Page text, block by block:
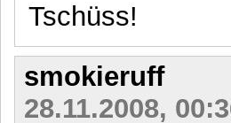
Tschüss!
smokieruff
28.11.2008,